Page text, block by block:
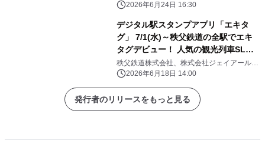
2026年6月24日 16:30
デジタル駅スタンプアプリ「エキタ
グ」 7/1(水)～秩父鉄道の全駅でエキ
タグデビュー！ 人気の観光列車SLパ
レオエクスプレスの車内にも搭載
秩父鉄道株式会社、株式会社ジェイアール東
日本企画
2026年6月18日 14:00
発行者のリリースをもっと見る